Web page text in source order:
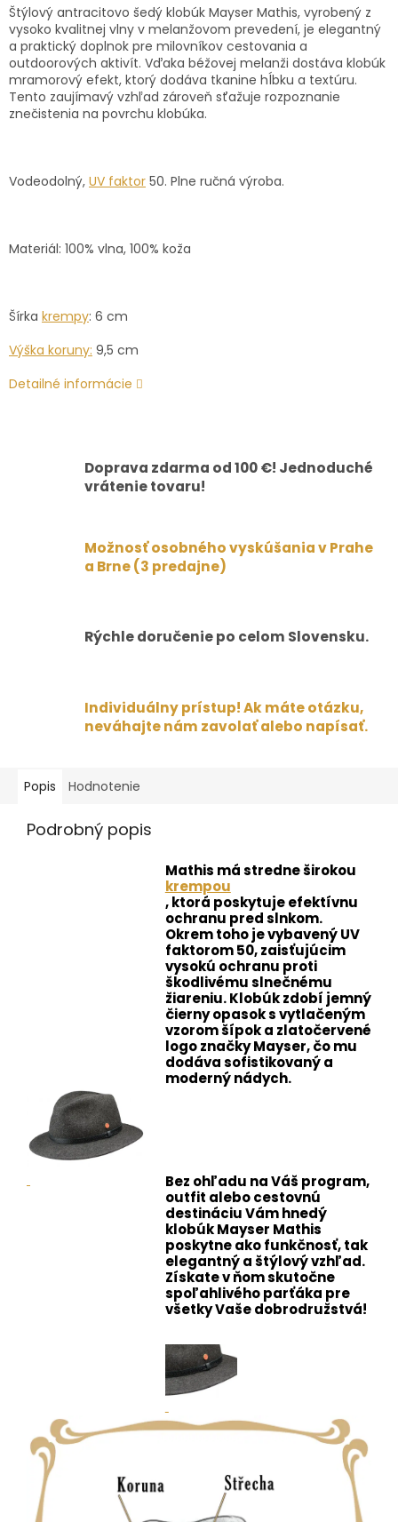
Štýlový antracitovo šedý klobúk Mayser Mathis, vyrobený z
vysoko kvalitnej vlny v melanžovom prevedení, je elegantný
a praktický doplnok pre milovníkov cestovania a
outdoorových aktivít. Vďaka béžovej melanži dostáva klobúk
mramorový efekt, ktorý dodáva tkanine hĺbku a textúru.
Tento zaujímavý vzhľad zároveň sťažuje rozpoznanie
znečistenia na povrchu klobúka.
Vodeodolný, UV faktor 50. Plne ručná výroba.
Materiál: 100% vlna, 100% koža
Šírka krempy: 6 cm
Výška koruny: 9,5 cm
Detailné informácie
Doprava zdarma od 100 €! Jednoduché
vrátenie tovaru!
Možnosť osobného vyskúšania v Prahe
a Brne (3 predajne)
Rýchle doručenie po celom Slovensku.
Individuálny prístup! Ak máte otázku,
neváhajte nám zavolať alebo napísať.
Popis Hodnotenie
Podrobný popis
Mathis má stredne širokou
krempou
, ktorá poskytuje efektívnu
ochranu pred slnkom.
Okrem toho je vybavený UV
faktorom 50, zaisťujúcim
vysokú ochranu proti
škodlivému slnečnému
žiareniu. Klobúk zdobí jemný
čierny opasok s vytlačeným
vzorom šípok a zlatočervené
logo značky Mayser, čo mu
dodáva sofistikovaný a
moderný nádych.
Bez ohľadu na Váš program,
outfit alebo cestovnú
destináciu Vám hnedý
klobúk Mayser Mathis
poskytne ako funkčnosť, tak
elegantný a štýlový vzhľad.
Získate v ňom skutočne
spoľahlivého parťáka pre
všetky Vaše dobrodružstvá!